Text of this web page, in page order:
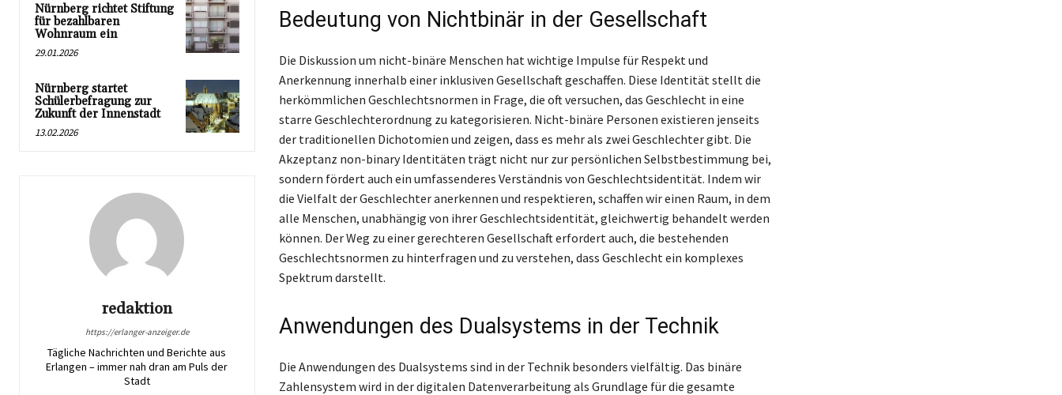
Nürnberg richtet Stiftung
für bezahlbaren
Wohnraum ein
29.01.2026
Nürnberg startet
Schülerbefragung zur
Zukunft der Innenstadt
13.02.2026
redaktion
https://erlanger-anzeiger.de
Tägliche Nachrichten und Berichte aus
Erlangen – immer nah dran am Puls der
Stadt
Bedeutung von Nichtbinär in der Gesellschaft
Die Diskussion um nicht-binäre Menschen hat wichtige Impulse für Respekt und
Anerkennung innerhalb einer inklusiven Gesellschaft geschaffen. Diese Identität stellt die
herkömmlichen Geschlechtsnormen in Frage, die oft versuchen, das Geschlecht in eine
starre Geschlechterordnung zu kategorisieren. Nicht-binäre Personen existieren jenseits
der traditionellen Dichotomien und zeigen, dass es mehr als zwei Geschlechter gibt. Die
Akzeptanz non-binary Identitäten trägt nicht nur zur persönlichen Selbstbestimmung bei,
sondern fördert auch ein umfassenderes Verständnis von Geschlechtsidentität. Indem wir
die Vielfalt der Geschlechter anerkennen und respektieren, schaffen wir einen Raum, in dem
alle Menschen, unabhängig von ihrer Geschlechtsidentität, gleichwertig behandelt werden
können. Der Weg zu einer gerechteren Gesellschaft erfordert auch, die bestehenden
Geschlechtsnormen zu hinterfragen und zu verstehen, dass Geschlecht ein komplexes
Spektrum darstellt.
Anwendungen des Dualsystems in der Technik
Die Anwendungen des Dualsystems sind in der Technik besonders vielfältig. Das binäre
Zahlensystem wird in der digitalen Datenverarbeitung als Grundlage für die gesamte